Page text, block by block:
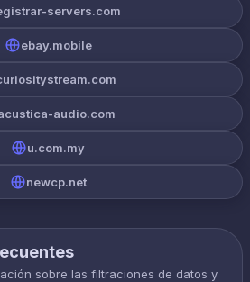
servers.com
ebay.mobile
audio.com
u.com.my
newcp.net
sobre las filtraciones de datos y